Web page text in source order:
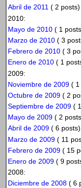
Abril de 2011( 2 posts)
2010:
Mayo de 2010( 1
Marzo de 2010( 3
Febrero de 2010( 3
Enero de 2010( 1
2009:
Noviembre de 2009( 1
Octubre de 2009( 2
Septiembre de 2009(
Mayo de 2009( 2
Abril de 2009( 6 posts)
Marzo de 2009( 11
Febrero de 2009( 15
Enero de 2009( 9
2008:
Diciembre de 2008( 6